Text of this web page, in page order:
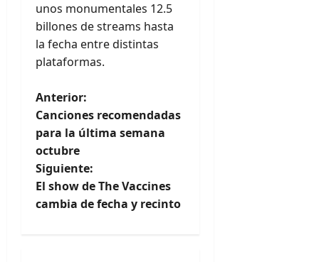
unos monumentales 12.5
billones de streams hasta
la fecha entre distintas
plataformas.
N
a
v
e
Anterior:
Canciones recomendadas
para la última semana
octubre
Siguiente:
El show de The Vaccines
cambia de fecha y recinto